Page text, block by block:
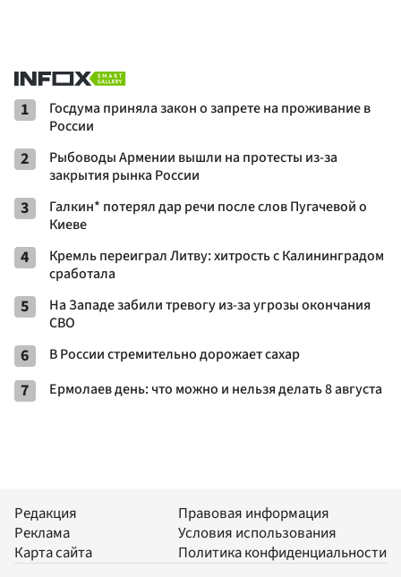
1
Госдума приняла закон о запрете на проживание в
России
2
Рыбоводы Армении вышли на протесты из-за
закрытия рынка России
3
Галкин* потерял дар речи после слов Пугачевой о
Киеве
4
Кремль переиграл Литву: хитрость с Калининградом
сработала
5
На Западе забили тревогу из-за угрозы окончания
СВО
6 В России стремительно дорожает сахар
7 Ермолаев день: что можно и нельзя делать 8 августа
Редакция
Реклама
Карта сайта
Правовая информация
Условия использования
Политика конфиденциальности